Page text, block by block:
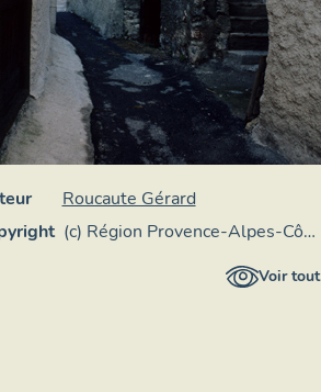
Roucaute Gérard
(c) Région Provence-Alpes-Côte
d'Azur - Inventaire généralVoir tout